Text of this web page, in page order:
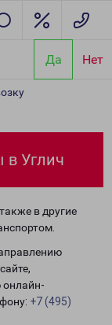
Да Нет
в Углич
в другие
онлайн-
+7 (495)